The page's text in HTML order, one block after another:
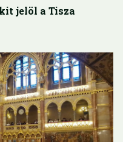
jelöl a Tisza